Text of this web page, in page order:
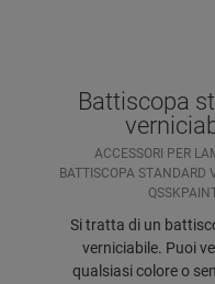
Battiscopa
ACCESSORI PER
BATTISCOPA STANDARD
Si tratta di un
verniciabile. Puoi
qualsiasi colore o